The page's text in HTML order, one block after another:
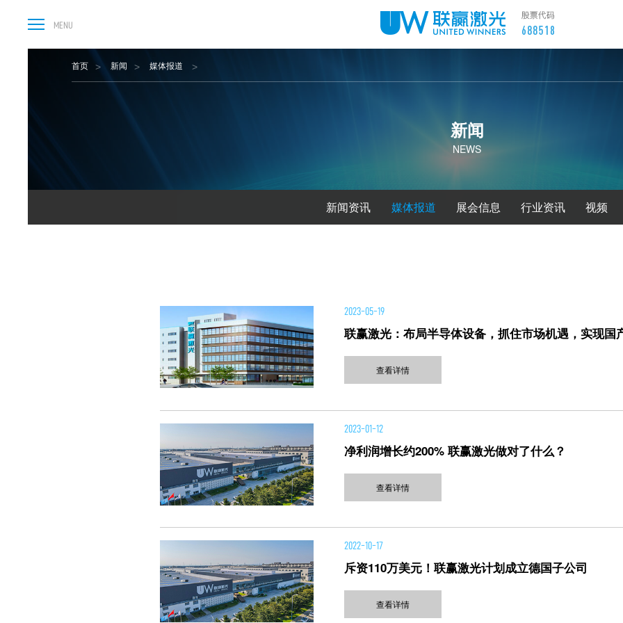
首页 新闻 媒体报道
新闻
NEWS
新闻资讯 媒体报道 展会信息 行业资讯 视频
2023-05-19
联赢激光：布局半导体设备，抓住市场机遇，实现国
查看详情
2023-01-12
净利润增长约200% 联赢激光做对了什么？
查看详情
2022-10-17
斥资110万美元！联赢激光计划成立德国子公司
查看详情